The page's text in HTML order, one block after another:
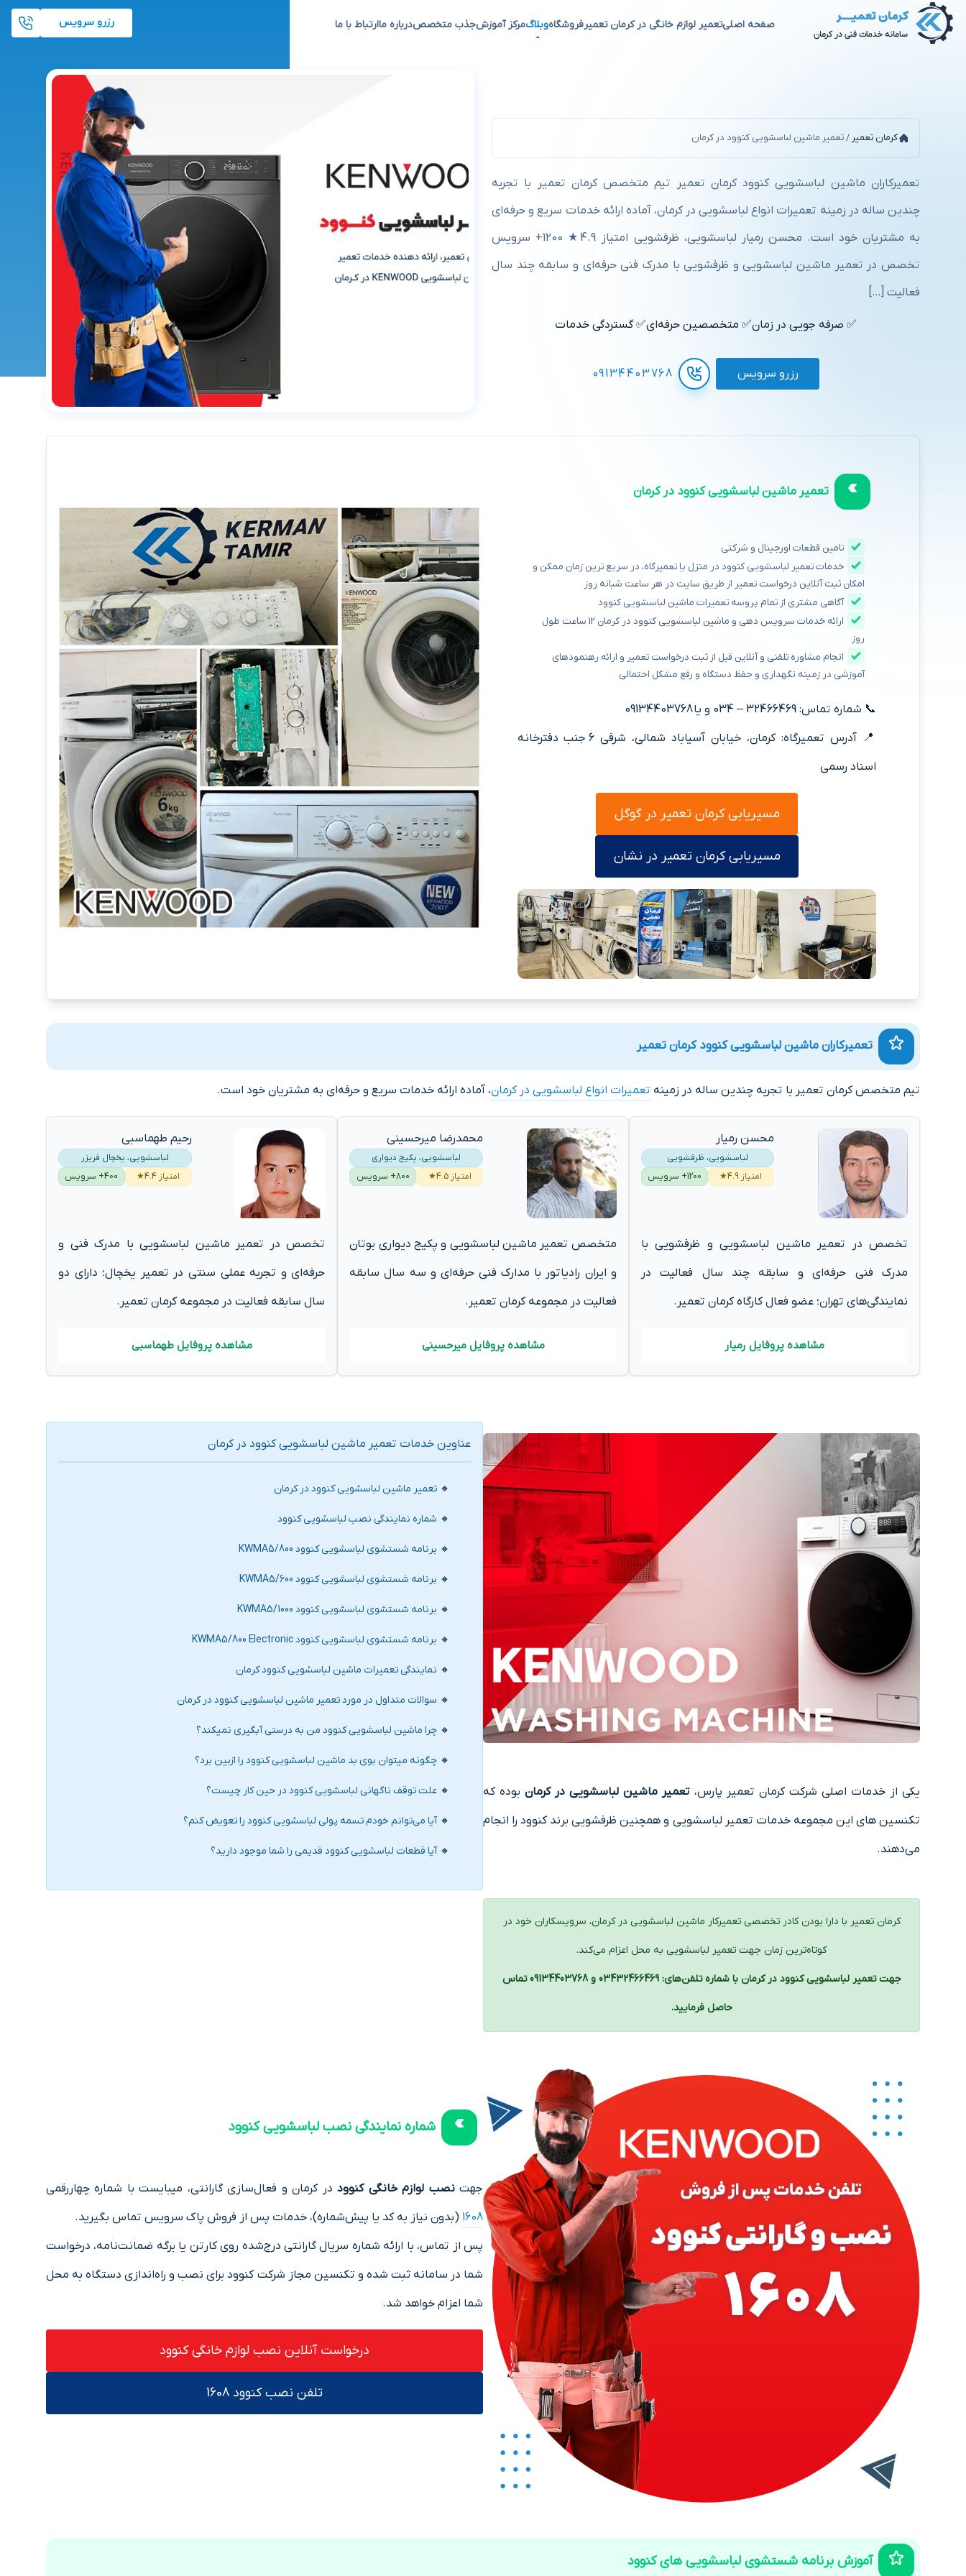
صفحه اصلیتعمیر لوازم خانگی در کرمان تعمیرفروشگاهوبلاگمرکز آموزشجذب متخصصدرباره ماارتباط با ما رزرو سرویس
کرمان تعمیر /تعمیر ماشین لباسشویی کنوود در کرمان
تعمیرکاران ماشین لباسشویی کنوود کرمان تعمیر تیم متخصص کرمان تعمیر با تجربه
چندین ساله در زمینه تعمیرات انواع لباسشویی در کرمان، آماده ارائه خدمات سریع و حرفه‌ای
به مشتریان خود است. محسن رمیار لباسشویی، ظرفشویی امتیاز 4.9★ 1200+ سرویس
تخصص در تعمیر ماشین لباسشویی و ظرفشویی با مدرک فنی حرفه‌ای و سابقه چند سال
فعالیت […]
✅ صرفه جویی در زمان✅ متخصصین حرفه‌ای✅ گستردگی خدمات
رزرو سرویس 09134403768
تعمیر ماشین لباسشویی کنوود در کرمان
تامین قطعات اورجینال و شرکتی
خدمات تعمیر لباسشویی کنوود در منزل یا تعمیرگاه، در سریع ترین زمان ممکن و
امکان ثبت آنلاین درخواست تعمیر از طریق سایت در هر ساعت شبانه روز
آگاهی مشتری از تمام پروسه تعمیرات ماشین لباسشویی کنوود
ارائه خدمات سرویس دهی و ماشین لباسشویی کنوود در کرمان 12 ساعت طول
روز
انجام مشاوره تلفنی و آنلاین قبل از ثبت درخواست تعمیر و ارائه رهنمودهای
آموزشی در زمینه نگهداری و حفظ دستگاه و رفع مشکل احتمالی
📞 شماره تماس: 32466469 – 034 و یا 09134403768
📍 آدرس تعمیرگاه: کرمان، خیابان آسیاباد شمالی، شرقی 6 جنب دفترخانه
اسناد رسمی
مسیریابی کرمان تعمیر در گوگل
مسیریابی کرمان تعمیر در نشان
تعمیرکاران ماشین لباسشویی کنوود کرمان تعمیر
تیم متخصص کرمان تعمیر با تجربه چندین ساله در زمینه تعمیرات انواع لباسشویی در کرمان، آماده ارائه خدمات سریع و حرفه‌ای به مشتریان خود است.
محسن رمیار
لباسشویی، ظرفشویی
امتیاز 4.9★
1200+ سرویس
تخصص در تعمیر ماشین لباسشویی و ظرفشویی با
مدرک فنی حرفه‌ای و سابقه چند سال فعالیت در
نمایندگی‌های تهران؛ عضو فعال کارگاه کرمان تعمیر.
مشاهده پروفایل رمیار
محمدرضا میرحسینی
لباسشویی، پکیج دیواری
امتیاز 4.5★
800+ سرویس
متخصص تعمیر ماشین لباسشویی و پکیج دیواری بوتان
و ایران رادیاتور با مدارک فنی حرفه‌ای و سه سال سابقه
فعالیت در مجموعه کرمان تعمیر.
مشاهده پروفایل میرحسینی
رحیم طهماسبی
لباسشویی، یخچال فریزر
امتیاز 4.4★
400+ سرویس
تخصص در تعمیر ماشین لباسشویی با مدرک فنی و
حرفه‌ای و تجربه عملی سنتی در تعمیر یخچال؛ دارای دو
سال سابقه فعالیت در مجموعه کرمان تعمیر.
مشاهده پروفایل طهماسبی
یکی از خدمات اصلی شرکت کرمان تعمیر پارس، تعمیر ماشین لباسشویی در کرمان بوده که
تکنسین های این مجموعه خدمات تعمیر لباسشویی‌ و همچنین ظرفشویی برند کنوود را انجام
می‌دهند.
کرمان تعمیر با دارا بودن کادر تخصصی تعمیرکار ماشین لباسشویی در کرمان، سرویسکاران خود در
کوتاه‌ترین زمان جهت تعمیر لباسشویی به محل اعزام می‌کند.
جهت تعمیر لباسشویی کنوود در کرمان با شماره تلفن‌های: 03432466469 و 09134403768 تماس
حاصل فرمایید.
عناوین خدمات تعمیر ماشین لباسشویی کنوود در کرمان
تعمیر ماشین لباسشویی کنوود در کرمان
شماره نمایندگی نصب لباسشویی کنوود
برنامه شستشوی لباسشویی کنوود KWMA5/800
برنامه شستشوی لباسشویی کنوود KWMA5/600
برنامه شستشوی لباسشویی کنوود KWMA5/1000
برنامه شستشوی لباسشویی کنوود KWMA5/800 Electronic
نمایندگی تعمیرات ماشین لباسشویی کنوود کرمان
سوالات متداول در مورد تعمیر ماشین لباسشویی کنوود در کرمان
چرا ماشین لباسشویی کنوود من به درستی آبگیری نمیکند؟
چگونه میتوان بوی بد ماشین لباسشویی کنوود را ازبین برد؟
علت توقف ناگهانی لباسشویی کنوود در حین کار چیست؟
آیا می‌توانم خودم تسمه پولی لباسشویی کنوود را تعویض کنم؟
آیا قطعات لباسشویی کنوود قدیمی را شما موجود دارید؟
شماره نمایندگی نصب لباسشویی کنوود
جهتنصب لوازم خانگی کنوود در کرمان و فعال‌سازی گارانتی، میبایست با شماره چهاررقمی
1608 (بدون نیاز به کد یا پیش‌شماره)، خدمات پس از فروش پاک سرویس تماس بگیرید.
پس از تماس، با ارائه شماره سریال گارانتی درج‌شده روی کارتن یا برگه ضمانت‌نامه، درخواست
شما در سامانه ثبت شده و تکنسین مجاز شرکت کنوود برای نصب و راه‌اندازی دستگاه به محل
شما اعزام خواهد شد.
درخواست آنلاین نصب لوازم خانگی کنوود
تلفن نصب کنوود 1608
آموزش برنامه‌ شستشوی لباسشویی‌ های کنوود